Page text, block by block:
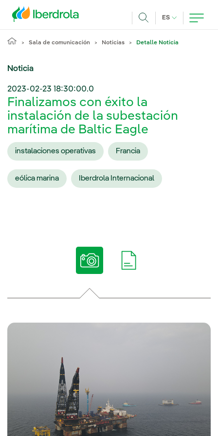
ES IDIOMA
Sala de comunicación Noticias Detalle Noticia
Noticia
2023-02-23 18:30:00.0
Finalizamos con éxito la
instalación de la subestación
marítima de Baltic Eagle
instalaciones operativas Francia
eólica marina Iberdrola Internacional